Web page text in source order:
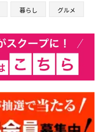
暮らし グルメ